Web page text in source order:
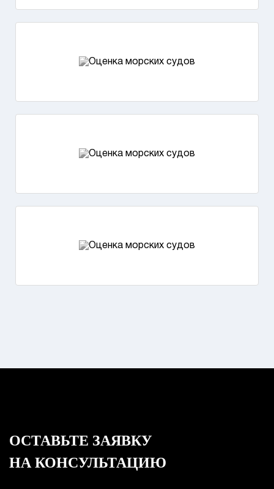
ОСТАВЬТЕ ЗАЯВКУ
НА КОНСУЛЬТАЦИЮ